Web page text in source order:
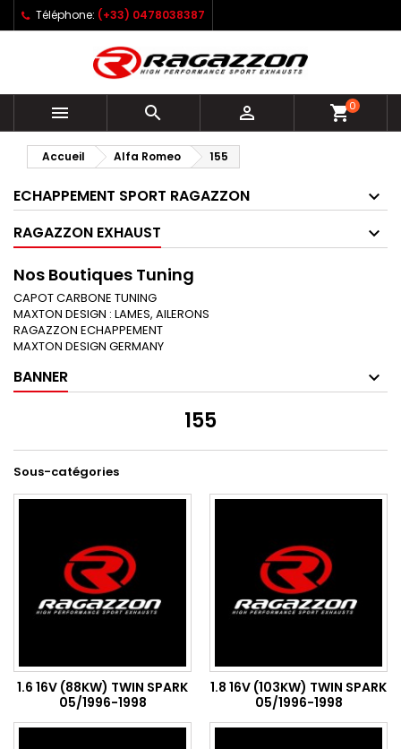
Téléphone: (+33) 0478038387
   shopping_cart0
Accueil Alfa Romeo 155
ECHAPPEMENT SPORT RAGAZZON
RAGAZZON EXHAUST
Nos Boutiques Tuning
CAPOT CARBONE TUNING
MAXTON DESIGN : LAMES, AILERONS
RAGAZZON ECHAPPEMENT
MAXTON DESIGN GERMANY
BANNER
155
Sous-catégories
1.6 16V (88KW) TWIN SPARK
05/1996-1998
1.8 16V (103KW) TWIN SPARK
05/1996-1998